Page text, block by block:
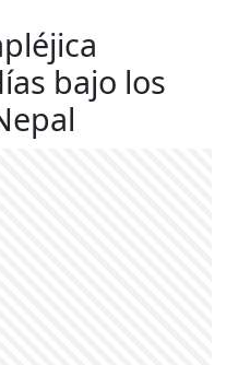
bajo los